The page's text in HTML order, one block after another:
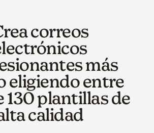
correos
más
eligiendo entre
130 plantillas de
calidad